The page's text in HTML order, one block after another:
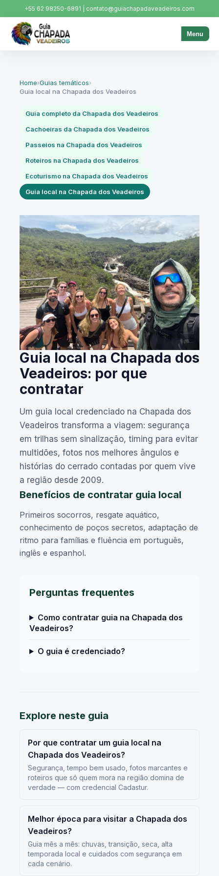
+55 62 98250-6891 | contato@guiachapadaveadeiros.com
Menu
Home›Guias temáticos›
Guia local na Chapada dos Veadeiros
Guia completo da Chapada dos Veadeiros
Cachoeiras da Chapada dos Veadeiros
Passeios na Chapada dos Veadeiros
Roteiros na Chapada dos Veadeiros
Ecoturismo na Chapada dos Veadeiros
Guia local na Chapada dos Veadeiros
Guia local na Chapada dos
Veadeiros: por que
contratar
Um guia local credenciado na Chapada dos
Veadeiros transforma a viagem: segurança
em trilhas sem sinalização, timing para evitar
multidões, fotos nos melhores ângulos e
histórias do cerrado contadas por quem vive
a região desde 2009.
Benefícios de contratar guia local
Primeiros socorros, resgate aquático,
conhecimento de poços secretos, adaptação de
ritmo para famílias e fluência em português,
inglês e espanhol.
Perguntas frequentes
Como contratar guia na Chapada dos
Veadeiros?
O guia é credenciado?
Explore neste guia
Por que contratar um guia local na
Chapada dos Veadeiros?
Segurança, tempo bem usado, fotos marcantes e
roteiros que só quem mora na região domina de
verdade — com credencial Cadastur.
Melhor época para visitar a Chapada dos
Veadeiros?
Guia mês a mês: chuvas, transição, seca, alta
temporada local e cuidados com segurança em
cada cenário.